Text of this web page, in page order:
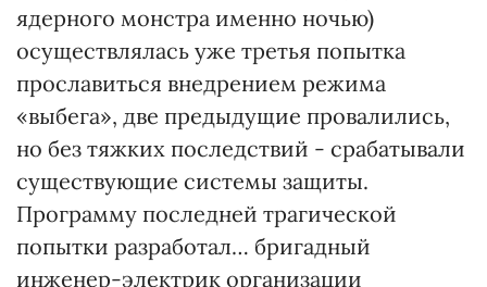
ядерного монстра именно ночью)
осуществлялась уже третья попытка
прославиться внедрением режима
«выбега», две предыдущие провалились,
но без тяжких последствий - срабатывали
существующие системы защиты.
Программу последней трагической
попытки разработал… бригадный
инженер-электрик организации